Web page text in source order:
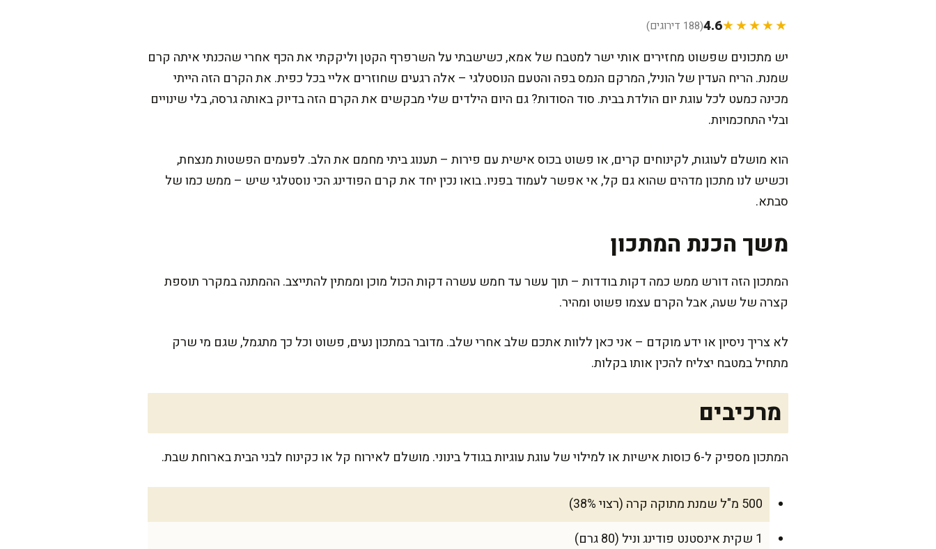
★★★★★
4.6(188 דירוגים)
יש מתכונים שפשוט מחזירים אותי ישר למטבח של אמא, כשישבתי על השרפרף הקטן וליקקתי את הכף אחרי שהכנתי איתה קרם
שמנת. הריח העדין של הוניל, המרקם הנמס בפה והטעם הנוסטלגי – אלה רגעים שחוזרים אליי בכל כפית. את הקרם הזה הייתי
מכינה כמעט לכל עוגת יום הולדת בבית. סוד הסודות? גם היום הילדים שלי מבקשים את הקרם הזה בדיוק באותה גרסה, בלי שינויים
ובלי התחכמויות.
הוא מושלם לעוגות, לקינוחים קרים, או פשוט בכוס אישית עם פירות – תענוג ביתי מחמם את הלב. לפעמים הפשטות מנצחת,
וכשיש לנו מתכון מדהים שהוא גם קל, אי אפשר לעמוד בפניו. בואו נכין יחד את קרם הפודינג הכי נוסטלגי שיש – ממש כמו של
סבתא.
משך הכנת המתכון
המתכון הזה דורש ממש כמה דקות בודדות – תוך עשר עד חמש עשרה דקות הכול מוכן וממתין להתייצב. ההמתנה במקרר תוספת
קצרה של שעה, אבל הקרם עצמו פשוט ומהיר.
לא צריך ניסיון או ידע מוקדם – אני כאן ללוות אתכם שלב אחרי שלב. מדובר במתכון נעים, פשוט וכל כך מתגמל, שגם מי שרק
מתחיל במטבח יצליח להכין אותו בקלות.
מרכיבים
המתכון מספיק ל-6 כוסות אישיות או למילוי של עוגת עוגיות בגודל בינוני. מושלם לאירוח קל או כקינוח לבני הבית בארוחת שבת.
500 מ"ל שמנת מתוקה קרה (רצוי 38%)
1 שקית אינסטנט פודינג וניל (80 גרם)